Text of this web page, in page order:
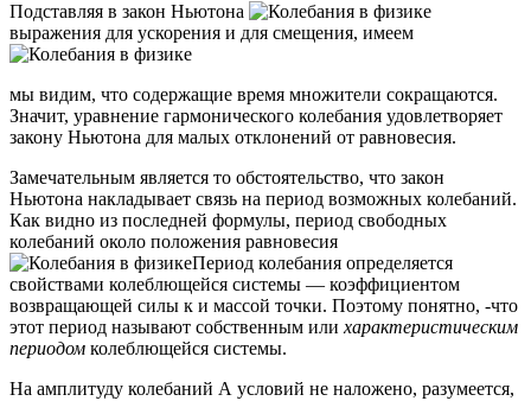
Подставляя в закон Ньютона
выражения для ускорения и для смещения, имеем
мы видим, что содержащие время множители сокращаются.
Значит, уравнение гармонического колебания удовлетворяет
закону Ньютона для малых отклонений от равновесия.
Замечательным является то обстоятельство, что закон
Ньютона накладывает связь на период возможных колебаний.
Как видно из последней формулы, период свободных
колебаний около положения равновесия
Период колебания определяется
свойствами колеблющейся системы — коэффициентом
возвращающей силы к и массой точки. Поэтому понятно, -что
этот период называют собственным илихарактеристическим
периодом колеблющейся системы.
На амплитуду колебаний А условий не наложено, разумеется,